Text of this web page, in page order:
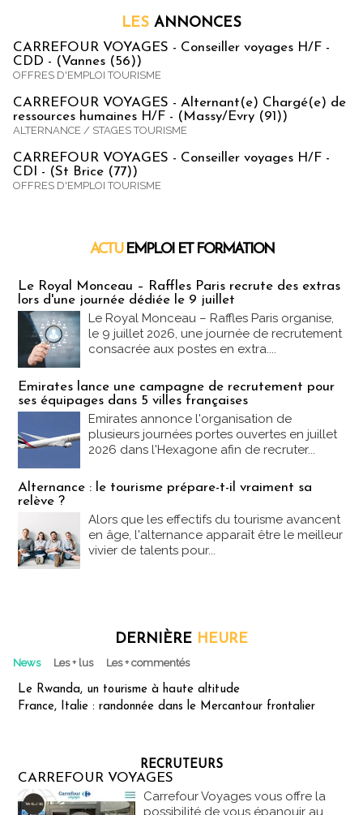
LES ANNONCES
CARREFOUR VOYAGES - Conseiller voyages H/F -
CDD - (Vannes (56))
OFFRES D'EMPLOI TOURISME
CARREFOUR VOYAGES - Alternant(e) Chargé(e) de
ressources humaines H/F - (Massy/Evry (91))
ALTERNANCE / STAGES TOURISME
CARREFOUR VOYAGES - Conseiller voyages H/F -
CDI - (St Brice (77))
OFFRES D'EMPLOI TOURISME
ACTU EMPLOI ET FORMATION
Le Royal Monceau – Raffles Paris recrute des extras
lors d'une journée dédiée le 9 juillet
Le Royal Monceau – Raffles Paris organise,
le 9 juillet 2026, une journée de recrutement
consacrée aux postes en extra....
Emirates lance une campagne de recrutement pour
ses équipages dans 5 villes françaises
Emirates annonce l'organisation de
plusieurs journées portes ouvertes en juillet
2026 dans l'Hexagone afin de recruter...
Alternance : le tourisme prépare-t-il vraiment sa
relève ?
Alors que les effectifs du tourisme avancent
en âge, l'alternance apparaît être le meilleur
vivier de talents pour...
DERNIÈRE HEURE
News Les + lus Les + commentés
Le Rwanda, un tourisme à haute altitude
France, Italie : randonnée dans le Mercantour frontalier
RECRUTEURS
CARREFOUR VOYAGES
Carrefour Voyages vous offre la
possibilité de vous épanouir au